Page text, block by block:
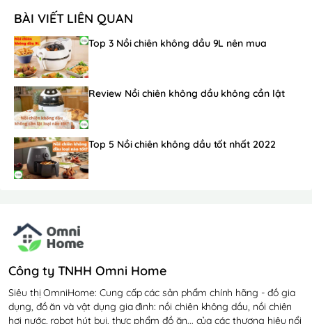
BÀI VIẾT LIÊN QUAN
Top 3 Nồi chiên không dầu 9L nên mua
Review Nồi chiên không dầu không cần lật
Top 5 Nồi chiên không dầu tốt nhất 2022
Công ty TNHH Omni Home
Siêu thị OmniHome: Cung cấp các sản phẩm chính hãng - đồ gia
dụng, đồ ăn và vật dụng gia đình: nồi chiên không dầu, nồi chiên
hơi nước, robot hút bụi, thực phẩm đồ ăn... của các thương hiệu nổi